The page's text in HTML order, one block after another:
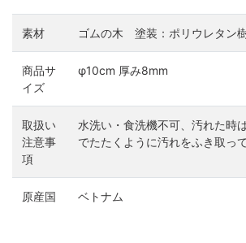
素材 ゴムの木 塗装：ポリウレタン
商品サ
イズ
φ10cm 厚み8mm
取扱い
注意事
項
水洗い・食洗機不可、汚れた時
でたたくように汚れをふき取っ
原産国 ベトナム